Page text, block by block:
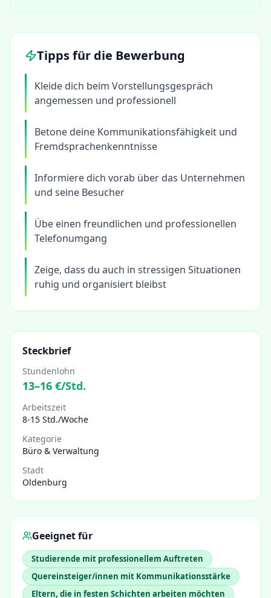
Tipps für die Bewerbung
Kleide dich beim Vorstellungsgespräch
angemessen und professionell
Betone deine Kommunikationsfähigkeit und
Fremdsprachenkenntnisse
Informiere dich vorab über das Unternehmen
und seine Besucher
Übe einen freundlichen und professionellen
Telefonumgang
Zeige, dass du auch in stressigen Situationen
ruhig und organisiert bleibst
Steckbrief
Stundenlohn
13–16 €/Std.
Arbeitszeit
8-15 Std./Woche
Kategorie
Büro & Verwaltung
Stadt
Oldenburg
Geeignet für
Studierende mit professionellem Auftreten
Quereinsteiger/innen mit Kommunikationsstärke
Eltern, die in festen Schichten arbeiten möchten